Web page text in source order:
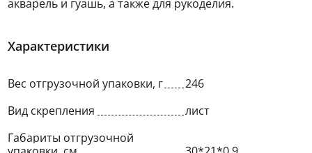
акварель и гуашь, а также для рукоделия.
Характеристики
Вес отгрузочной упаковки, г
246
Вид скрепления
лист
Габариты отгрузочной